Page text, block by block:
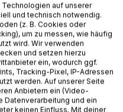
bis heute im
als Innbegriff des
an dem Wort Rotter,
Rotterei bis hin
aber auch für Glanz
Rotter - Bühnen
-Theater, dem
-Theater, dem
-Theater, dem
auf unserer
und technisch notwendig.
(z. B. Cookies oder
um zu messen, wie häufig
wird. Wir verwenden
und setzen hierzu
ein, wodurch ggf.
Tracking-Pixel, IP-Adressen
werden. Auf unserer Seite
Anbietern ein (Video-
Datenverarbeitung und ein
keinen Einfluss. Mit deiner